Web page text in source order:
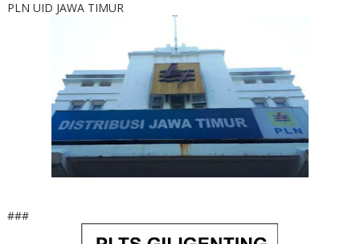
PLN UID JAWA TIMUR
###